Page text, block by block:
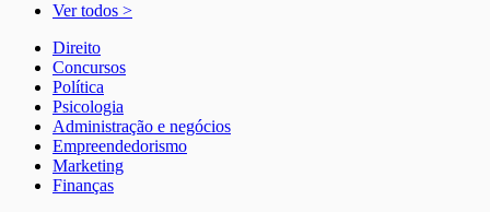
Ver todos >
Direito
Concursos
Política
Psicologia
Administração e negócios
Empreendedorismo
Marketing
Finanças